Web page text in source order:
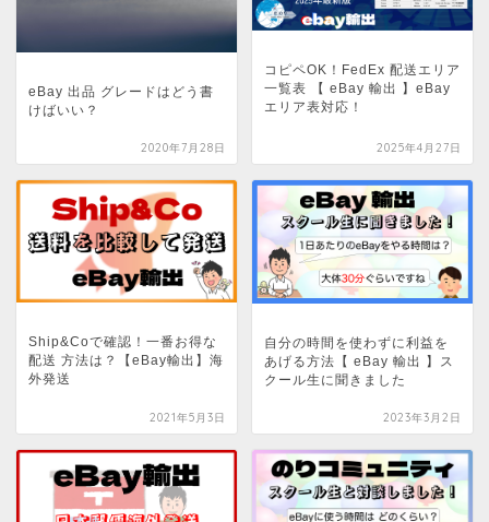
eBay 出品 グレードはどう書
けばいい？
2020年7月28日
コピペOK！FedEx 配送エリア
一覧表 【 eBay 輸出 】eBay
エリア表対応！
2025年4月27日
Ship&Coで確認！一番お得な
配送 方法は？【eBay輸出】海
外発送
2021年5月3日
自分の時間を使わずに利益を
あげる方法【 eBay 輸出 】ス
クール生に聞きました
2023年3月2日